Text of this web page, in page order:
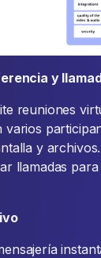
y
reuniones
varios
y archivos.
llamadas